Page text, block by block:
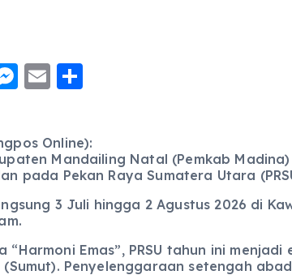
M
e
n
g
er
E
l
re
Online):
Mandailing Natal (Pemkab
pada Pekan Raya Sumatera Utara
3 Juli hingga 2 Agustus 2026 di
“Harmoni Emas”, PRSU tahun ini
Penyelenggaraan setengah